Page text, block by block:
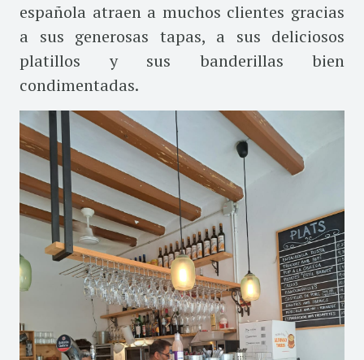
española atraen a muchos clientes gracias
a sus generosas tapas, a sus deliciosos
platillos y sus banderillas bien
condimentadas.